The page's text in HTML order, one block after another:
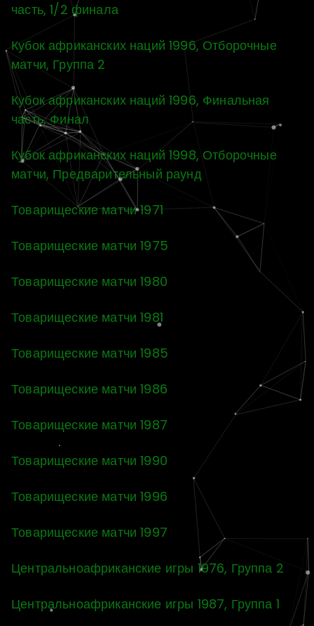
часть, 1/2 финала
Кубок африканских наций 1996, Отборочные
матчи, Группа 2
Кубок африканских наций 1996, Финальная
часть, Финал
Кубок африканских наций 1998, Отборочные
матчи, Предварительный раунд
Товарищеские матчи 1971
Товарищеские матчи 1975
Товарищеские матчи 1980
Товарищеские матчи 1981
Товарищеские матчи 1985
Товарищеские матчи 1986
Товарищеские матчи 1987
Товарищеские матчи 1990
Товарищеские матчи 1996
Товарищеские матчи 1997
Центральноафриканские игры 1976, Группа 2
Центральноафриканские игры 1987, Группа 1